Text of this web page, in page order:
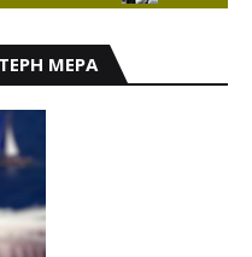
ΜΕΡΑ